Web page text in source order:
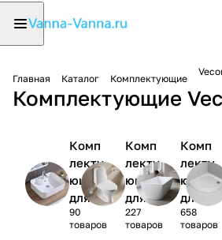
Главная Каталог Комплектующие
Комплектующие
Комп
лекту
ющие
для
раков
ины
90
товаров
Комп
лекту
ющие
для
унита
зов
227
товаров
Комп
лекту
ющие
для
ванн
658
товаров